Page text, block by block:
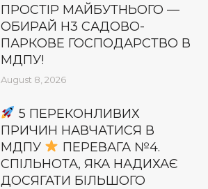
ПРОСТІР МАЙБУТНЬОГО —
ОБИРАЙ Н3 САДОВО-
ПАРКОВЕ ГОСПОДАРСТВО В
МДПУ!
August 8, 2026
5 ПЕРЕКОНЛИВИХ
ПРИЧИН НАВЧАТИСЯ В
МДПУ
ПЕРЕВАГА №4.
СПІЛЬНОТА, ЯКА НАДИХАЄ
ДОСЯГАТИ БІЛЬШОГО